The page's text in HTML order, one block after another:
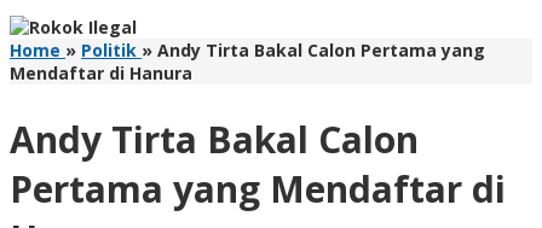
Home » Politik » Andy Tirta Bakal Calon Pertama yang
Mendaftar di Hanura
Andy Tirta Bakal Calon
Pertama yang Mendaftar di